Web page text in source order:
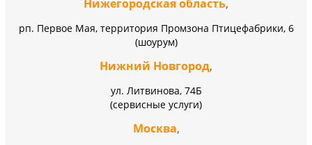
Нижегородская область,
рп. Первое Мая, территория Промзона Птицефабрики, 6
(шоурум)
Нижний Новгород,
ул. Литвинова, 74Б
(сервисные услуги)
Москва,